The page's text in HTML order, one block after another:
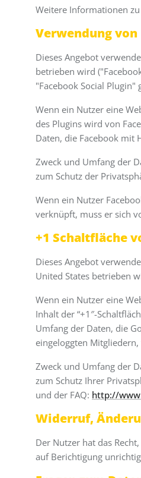
Weitere Informationen
Verwendung von
Dieses Angebot
betrieben wird
"Facebook Social Plugin"
Wenn ein Nutzer eine
des Plugins wird von
Daten, die Facebook mit
Zweck und Umfang der
zum Schutz der
Wenn ein Nutzer
verknüpft, muss er sich
+1 Schaltfläche
Dieses Angebot
United States betrieben
Wenn ein Nutzer eine
Inhalt der “+1″-
Umfang der Daten, die
eingeloggten
Zweck und Umfang der
zum Schutz Ihrer
und der FAQ: http://
Widerruf,
Der Nutzer hat das
auf Berichtigung